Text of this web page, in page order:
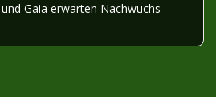
Gaia erwarten Nachwuchs